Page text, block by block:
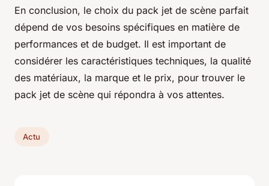
En conclusion, le choix du pack jet de scène parfait
dépend de vos besoins spécifiques en matière de
performances et de budget. Il est important de
considérer les caractéristiques techniques, la qualité
des matériaux, la marque et le prix, pour trouver le
pack jet de scène qui répondra à vos attentes.
Actu